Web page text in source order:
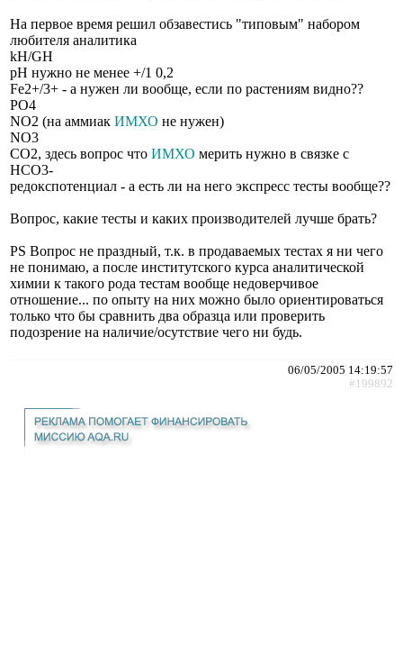
На первое время решил обзавестись "типовым" набором
любителя аналитика
kH/GH
pH нужно не менее +/1 0,2
Fe2+/3+ - а нужен ли вообще, если по растениям видно??
PO4
NO2 (на аммиак ИМХО не нужен)
NO3
СО2, здесь вопрос что ИМХО мерить нужно в связке с
HCO3-
редокспотенциал - а есть ли на него экспресс тесты вообще??
Вопрос, какие тесты и каких производителей лучше брать?
PS Вопрос не праздный, т.к. в продаваемых тестах я ни чего
не понимаю, а после институтского курса аналитической
химии к такого рода тестам вообще недоверчивое
отношение... по опыту на них можно было ориентироваться
только что бы сравнить два образца или проверить
подозрение на наличие/осутствие чего ни будь.
06/05/2005 14:19:57
#199892